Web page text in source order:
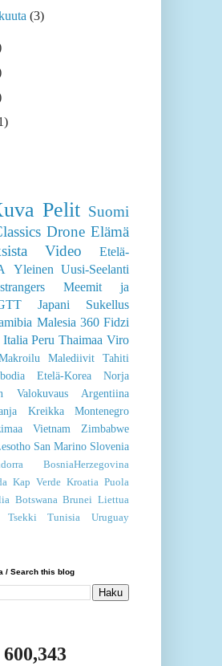
(3)
Pelit Suomi
Drone Elämä
Video
Etelä-
Yleinen Uusi-Seelanti
Meemit ja
Japani
Sukellus
Malesia 360 Fidzi
Italia Peru Thaimaa Viro
Malediivit
Tahiti
Etelä-Korea
Norja
Valokuvaus
Argentiina
Kreikka
Montenegro
Vietnam
Zimbabwe
San Marino Slovenia
BosniaHerzegovina
Kap Verde Kroatia Puola
Botswana Brunei Liettua
Tsekki Tunisia
Uruguay
/ Search this blog
600,343